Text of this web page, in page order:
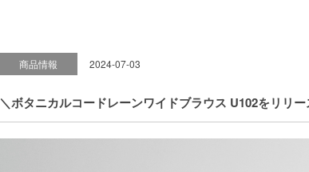
商品情報 2024-07-03
＼ボタニカルコードレーンワイドブラウス U102をリリ